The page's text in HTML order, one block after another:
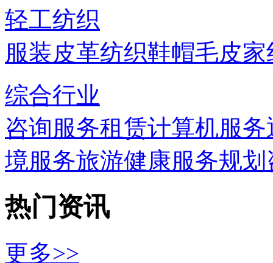
轻工纺织
服装皮革纺织鞋帽毛皮家
综合行业
咨询服务租赁计算机服务
境服务旅游健康服务规划
热门资讯
更多>>